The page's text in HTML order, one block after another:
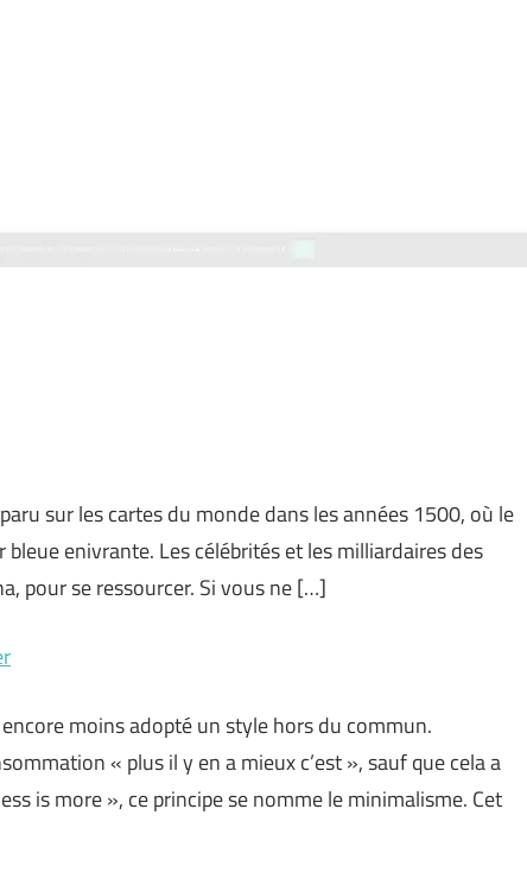
sur les cartes du monde dans les années 1500, où le
enivrante. Les célébrités et les milliardaires des
pour se ressourcer. Si vous ne […]
moins adopté un style hors du commun.
« plus il y en a mieux c’est », sauf que cela a
is more », ce principe se nomme le minimalisme. Cet